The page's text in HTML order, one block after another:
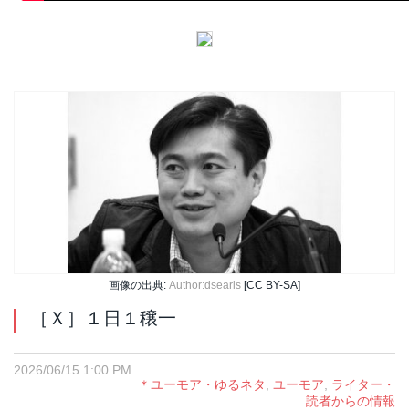
画像の出典: Author:dsearls [CC BY-SA]
［Ｘ］１日１穣一
2026/06/15 1:00 PM
＊ユーモア・ゆるネタ, ユーモア, ライター・
読者からの情報